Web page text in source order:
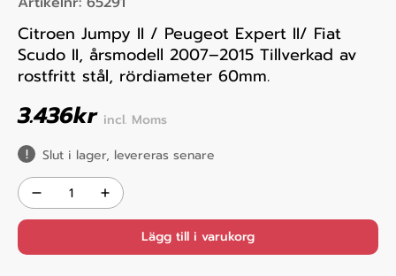
Citroen Jumpy II / Peugeot Expert II/ Fiat
Scudo II, årsmodell 2007–2015 Tillverkad av
rostfritt stål, rördiameter 60mm.
3.436kr incl. Moms
Slut i lager, levereras senare
Lägg till i varukorg